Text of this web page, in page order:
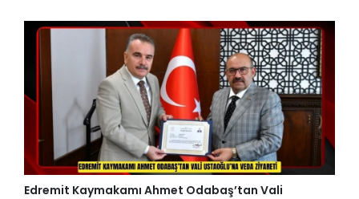
Edremit Kaymakamı Ahmet Odabaş’tan Vali